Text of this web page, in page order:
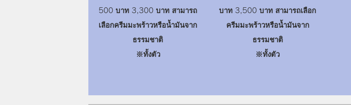
500 บาท 3,300 บาท สามารถ
เลือกครีมมะพร้าวหรือน้ำมันจาก
ธรรมชาติ
​※ทั้งตัว
บาท 3,500 บาท สามารถเลือก
ครีมมะพร้าวหรือน้ำมันจาก
ธรรมชาติ
​※ทั้งตัว